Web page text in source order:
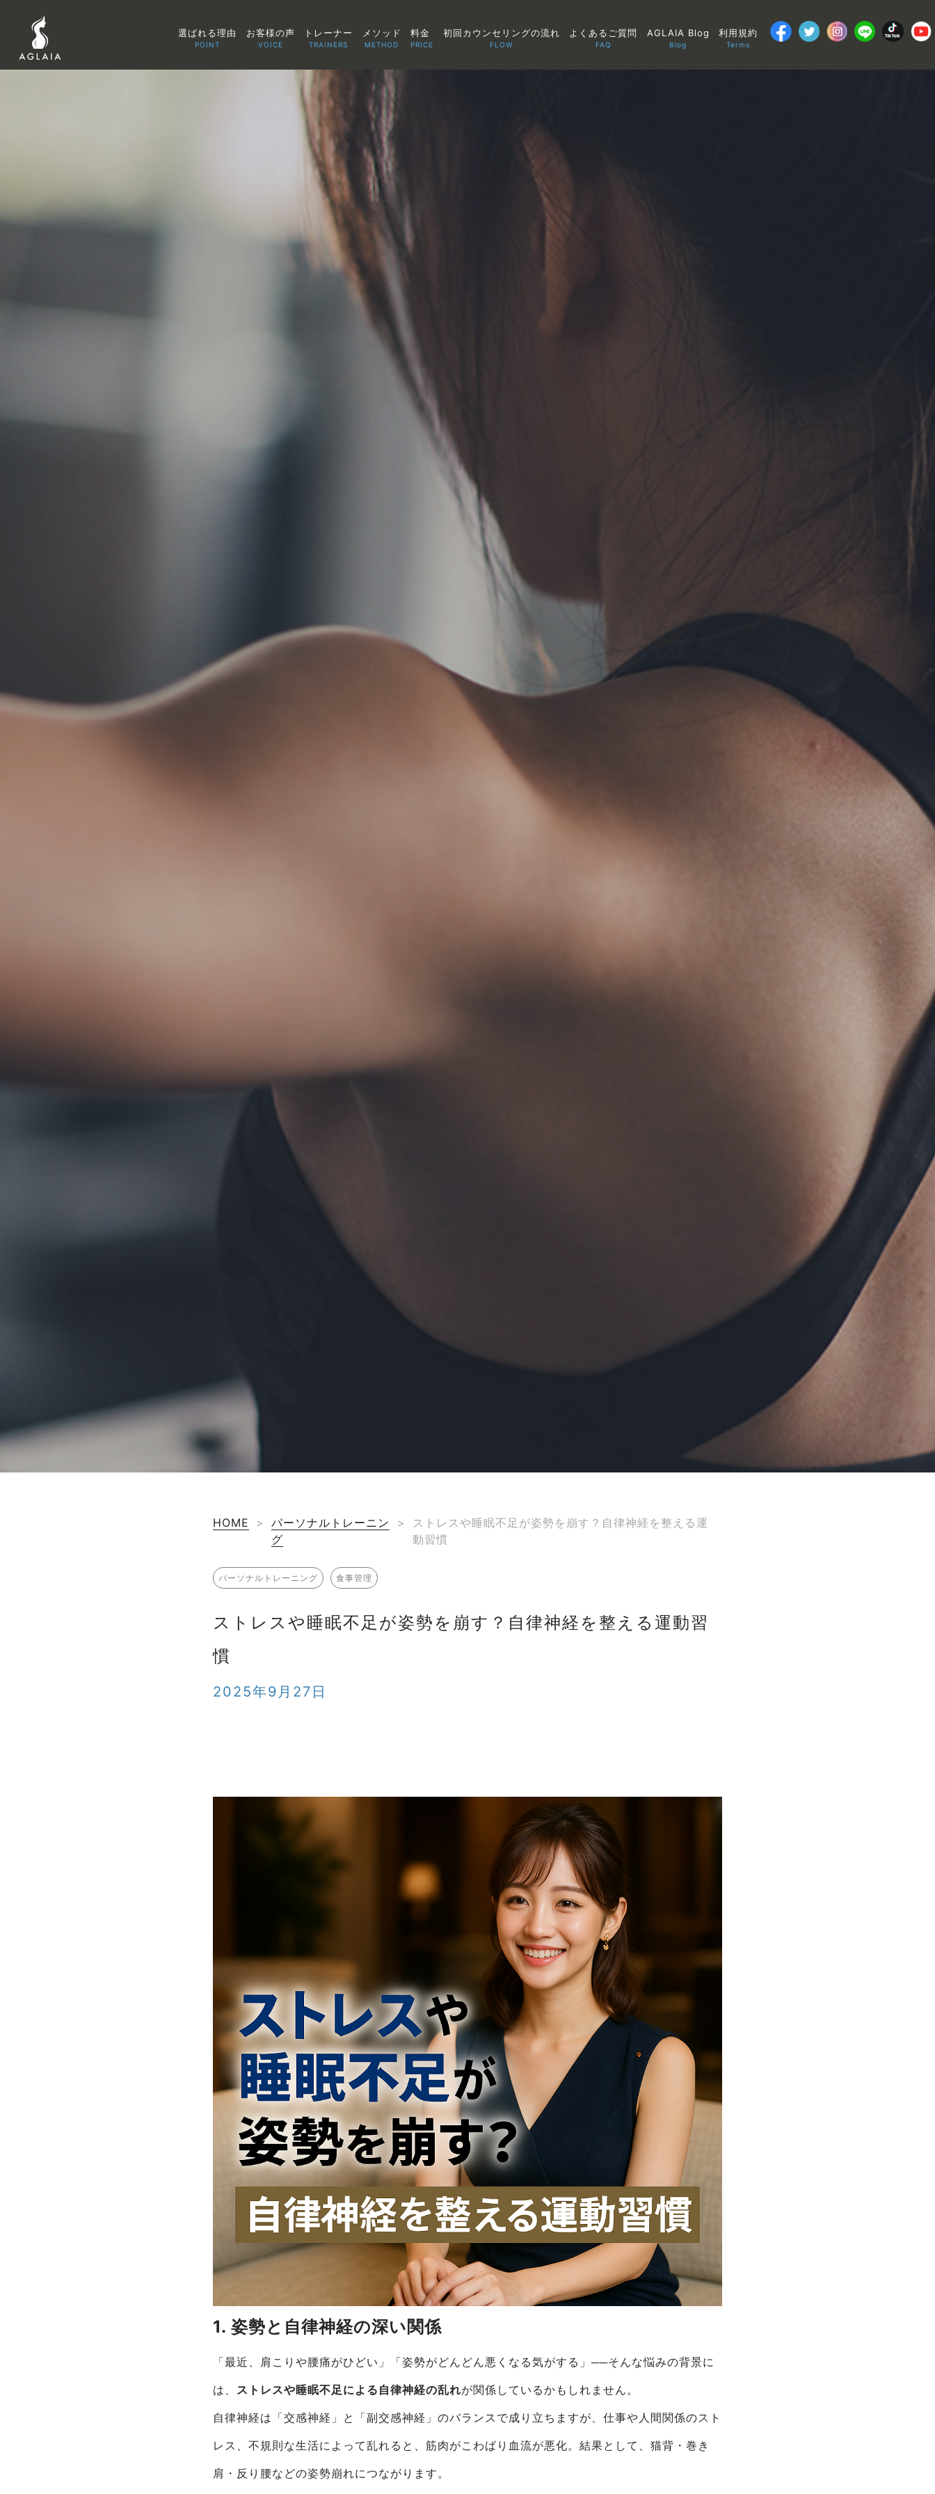
選ばれる理由
POINT
お客様の声
VOICE
トレーナー
TRAINERS
メソッド
METHOD
料金
PRICE
初回カウンセリングの流れ
FLOW
よくあるご質問
FAQ
AGLAIA Blog
Blog
利用規約
Terms
HOME >
パーソナルトレーニン
グ
>
ストレスや睡眠不足が姿勢を崩す？自律神経を整える運
動習慣
パーソナルトレーニング 食事管理
ストレスや睡眠不足が姿勢を崩す？自律神経を整える運動習
慣
2025年9月27日
1. 姿勢と自律神経の深い関係
「最近、肩こりや腰痛がひどい」「姿勢がどんどん悪くなる気がする」──そんな悩みの背景に
は、 ストレスや睡眠不足による自律神経の乱れが関係しているかもしれません。
自律神経は「交感神経」と「副交感神経」のバランスで成り立ちますが、仕事や人間関係のスト
レス、不規則な生活によって乱れると、筋肉がこわばり血流が悪化。結果として、猫背・巻き
肩・反り腰などの姿勢崩れにつながります。